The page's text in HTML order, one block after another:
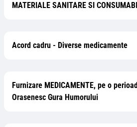
MATERIALE SANITARE SI
Acord cadru - Diverse medicamente
Furnizare MEDICAMENTE, pe o
Orasenesc Gura Humorului